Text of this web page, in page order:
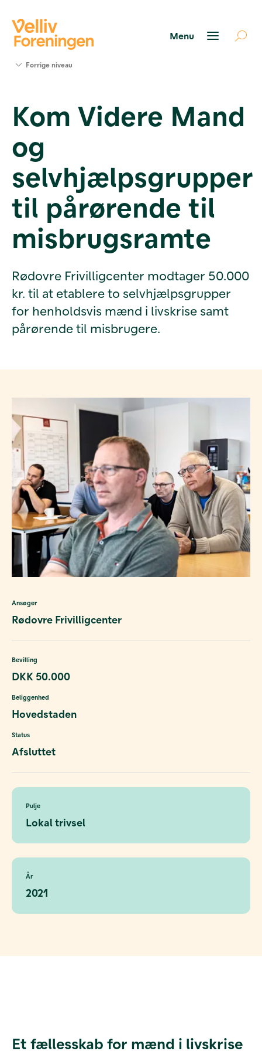
Værktøjer
og viden
Foreningen
Kontakt
os
Forrige niveau
Kom Videre Mand
og
selvhjælpsgrupper
til pårørende til
misbrugsramte
Rødovre Frivilligcenter modtager 50.000
kr. til at etablere to selvhjælpsgrupper
for henholdsvis mænd i livskrise samt
pårørende til misbrugere.
Ansøger
Rødovre Frivilligcenter
Bevilling
DKK 50.000
Beliggenhed
Hovedstaden
Status
Afsluttet
Pulje
Lokal trivsel
År
2021
Et fællesskab for mænd i livskrise